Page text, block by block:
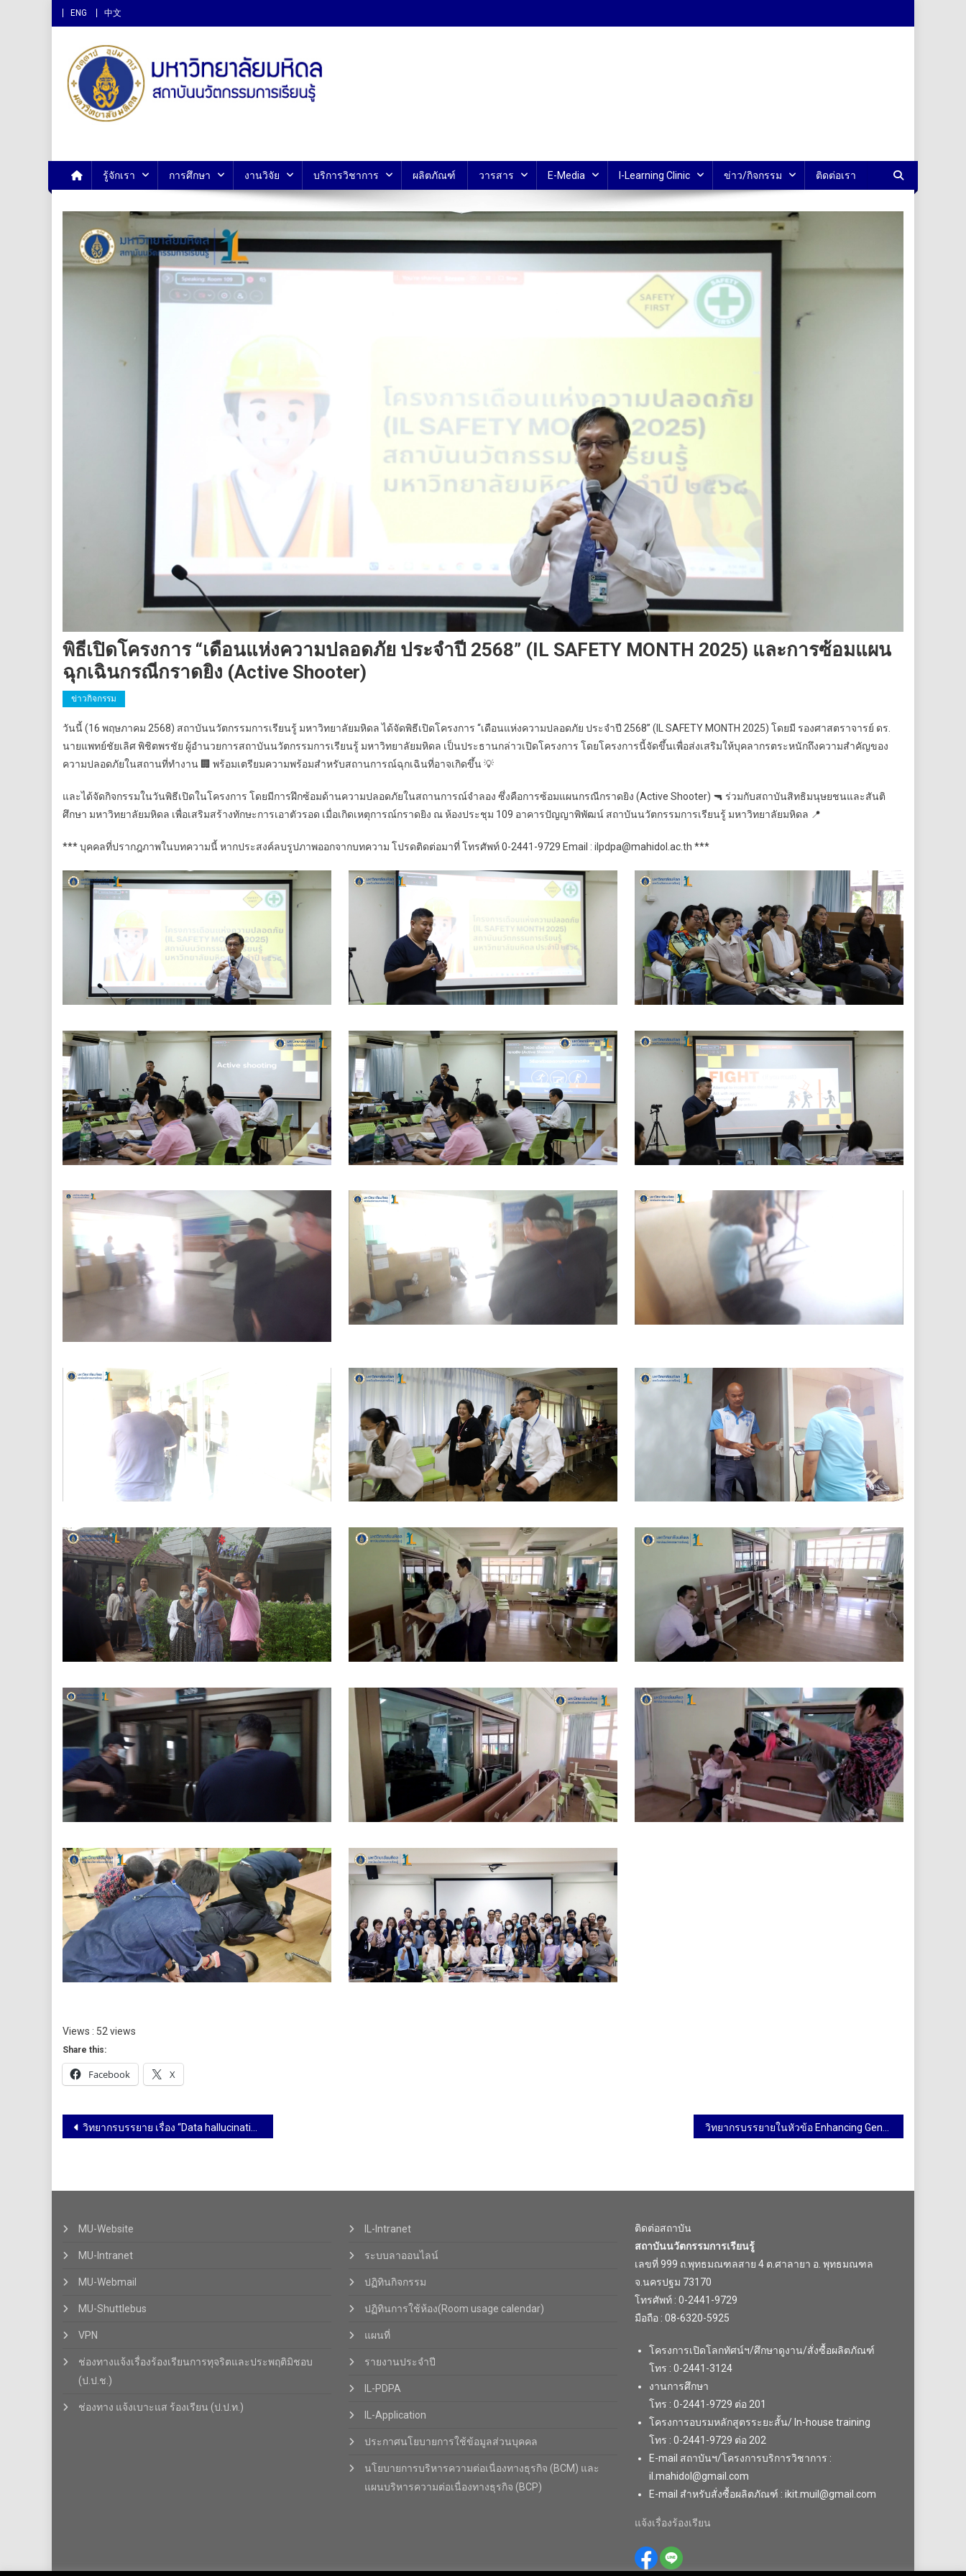
ENG 中文
สถาบันนวัตกรรมการเรียนรู้ ม.มหิดล
รู้จักเรา การศึกษา งานวิจัย บริการวิชาการ ผลิตภัณฑ์ วารสาร E-Media I-Learning Clinic ข่าว/กิจกรรม ติดต่อเรา
พิธีเปิดโครงการ “เดือนแห่งความปลอดภัย ประจำปี 2568” (IL SAFETY MONTH 2025) และการซ้อมแผน
ฉุกเฉินกรณีกราดยิง (Active Shooter)
ข่าวกิจกรรม
วันนี้ (16 พฤษภาคม 2568) สถาบันนวัตกรรมการเรียนรู้ มหาวิทยาลัยมหิดล ได้จัดพิธีเปิดโครงการ “เดือนแห่งความปลอดภัย ประจำปี 2568” (IL SAFETY MONTH 2025) โดยมี รองศาสตราจารย์ ดร.
นายแพทย์ชัยเลิศ พิชิตพรชัย ผู้อำนวยการสถาบันนวัตกรรมการเรียนรู้ มหาวิทยาลัยมหิดล เป็นประธานกล่าวเปิดโครงการ โดยโครงการนี้จัดขึ้นเพื่อส่งเสริมให้บุคลากรตระหนักถึงความสำคัญของ
ความปลอดภัยในสถานที่ทำงาน 🏢 พร้อมเตรียมความพร้อมสำหรับสถานการณ์ฉุกเฉินที่อาจเกิดขึ้น 💡
และได้จัดกิจกรรมในวันพิธีเปิดในโครงการ โดยมีการฝึกซ้อมด้านความปลอดภัยในสถานการณ์จำลอง ซึ่งคือการซ้อมแผนกรณีกราดยิง (Active Shooter) 🔫 ร่วมกับสถาบันสิทธิมนุษยชนและสันติ
ศึกษา มหาวิทยาลัยมหิดล เพื่อเสริมสร้างทักษะการเอาตัวรอด เมื่อเกิดเหตุการณ์กราดยิง ณ ห้องประชุม 109 อาคารปัญญาพิพัฒน์ สถาบันนวัตกรรมการเรียนรู้ มหาวิทยาลัยมหิดล 📍
*** บุคคลที่ปรากฎภาพในบทความนี้ หากประสงค์ลบรูปภาพออกจากบทความ โปรดติดต่อมาที่ โทรศัพท์ 0-2441-9729 Email : ilpdpa@mahidol.ac.th ***
Views : 52 views
Share this:
Facebook X
วิทยากรบรรยาย เรื่อง “Data hallucination and analytical skill of medication information from Al” โรงแรมโกลเด้นทิวลิป ซอฟเฟอริน กรุงเทพ วันที่ 15 พฤษภาคม 2568 วิทยากรบรรยายในหัวข้อ Enhancing Generative AI Literacy for Educators เพิ่มประสิทธิภาพด้าน Generative AI สำหรับอาจารย์ คณะวิทยาศาสตร์ มหาวิทยาลัยมหิดล พญาไท วันที่ 16 พฤษภาคม 2568
MU-Website
MU-Intranet
MU-Webmail
MU-Shuttlebus
VPN
ช่องทางแจ้งเรื่องร้องเรียนการทุจริตและประพฤติมิชอบ
(ป.ป.ช.)
ช่องทาง แจ้งเบาะแส ร้องเรียน (ป.ป.ท.)
IL-Intranet
ระบบลาออนไลน์
ปฏิทินกิจกรรม
ปฏิทินการใช้ห้อง(Room usage calendar)
แผนที่
รายงานประจำปี
IL-PDPA
IL-Application
ประกาศนโยบายการใช้ข้อมูลส่วนบุคคล
นโยบายการบริหารความต่อเนื่องทางธุรกิจ (BCM) และ
แผนบริหารความต่อเนื่องทางธุรกิจ (BCP)
ติดต่อสถาบัน
สถาบันนวัตกรรมการเรียนรู้
เลขที่ 999 ถ.พุทธมณฑลสาย 4 ต.ศาลายา อ. พุทธมณฑล
จ.นครปฐม 73170
โทรศัพท์ : 0-2441-9729
มือถือ : 08-6320-5925
โครงการเปิดโลกทัศน์ฯ/ศึกษาดูงาน/สั่งซื้อผลิตภัณฑ์
โทร : 0-2441-3124
งานการศึกษา
โทร : 0-2441-9729 ต่อ 201
โครงการอบรมหลักสูตรระยะสั้น/ In-house training
โทร : 0-2441-9729 ต่อ 202
E-mail สถาบันฯ/โครงการบริการวิชาการ :
il.mahidol@gmail.com
E-mail สำหรับสั่งซื้อผลิตภัณฑ์ : ikit.muil@gmail.com
แจ้งเรื่องร้องเรียน